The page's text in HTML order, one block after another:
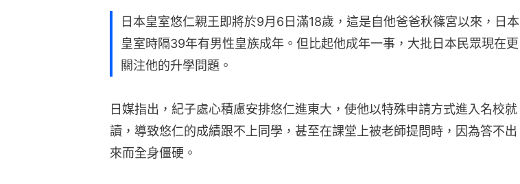
日本皇室悠仁親王即將於9月6日滿18歲，這是自他爸爸秋篠宮以來，日本
皇室時隔39年有男性皇族成年。但比起他成年一事，大批日本民眾現在更
關注他的升學問題。
日媒指出，紀子處心積慮安排悠仁進東大，使他以特殊申請方式進入名校就
讀，導致悠仁的成績跟不上同學，甚至在課堂上被老師提問時，因為答不出
來而全身僵硬。